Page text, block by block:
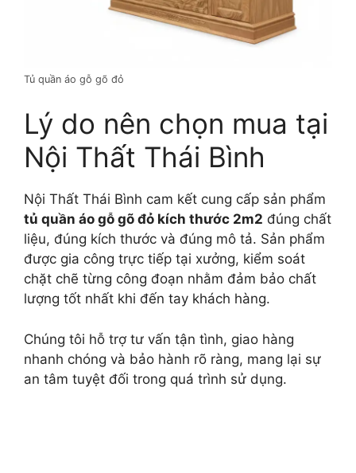
Tủ quần áo gỗ gõ đỏ
Lý do nên chọn mua tại
Nội Thất Thái Bình
Nội Thất Thái Bình cam kết cung cấp sản phẩm
tủ quần áo gỗ gõ đỏ kích thước 2m2 đúng chất
liệu, đúng kích thước và đúng mô tả. Sản phẩm
được gia công trực tiếp tại xưởng, kiểm soát
chặt chẽ từng công đoạn nhằm đảm bảo chất
lượng tốt nhất khi đến tay khách hàng.
Chúng tôi hỗ trợ tư vấn tận tình, giao hàng
nhanh chóng và bảo hành rõ ràng, mang lại sự
an tâm tuyệt đối trong quá trình sử dụng.